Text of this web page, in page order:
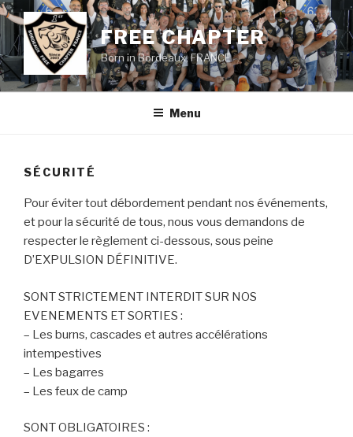
Aller
contenu
principal
FREE CHAPTER
Born in Bordeaux, FRANCE
Menu
SÉCURITÉ
Pour éviter tout débordement pendant nos événements,
et pour la sécurité de tous, nous vous demandons de
respecter le règlement ci-dessous, sous peine
D’EXPULSION DÉFINITIVE.
SONT STRICTEMENT INTERDIT SUR NOS
EVENEMENTS ET SORTIES :
– Les burns, cascades et autres accélérations
intempestives
– Les bagarres
– Les feux de camp
SONT OBLIGATOIRES :